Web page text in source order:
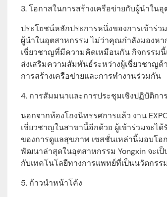
3. โอกาสในการสร้างเครือข่ายกับผู้นำใน
ประโยชน์หลักประการหนึ่งของการเข้าร่ว
ผู้นำในอุตสาหกรรม ไม่ว่าคุณกำลังมองหา
เชี่ยวชาญที่มีความคิดเหมือนกัน กิจกรรม
ส่งเสริมความสัมพันธ์ระหว่างผู้เชี่ยวชาญ
การสร้างเครือข่ายและการทำงานร่วมกัน
4. การสัมมนาและการประชุมเชิงปฏิบัติกา
นอกจากห้องโถงนิทรรศการแล้ว งาน
เชี่ยวชาญในสาขานี้อีกด้วย ผู้เข้าร่วมจะ
ของการดูแลสุขภาพ เซสชั่นเหล่านี้มอบโอ
พัฒนาล่าสุดในอุตสาหกรรม Yongxin จะเ
กับเทคโนโลยีทางการแพทย์ที่เป็นนวัตกรร
5. ก้าวนำหน้าโค้ง